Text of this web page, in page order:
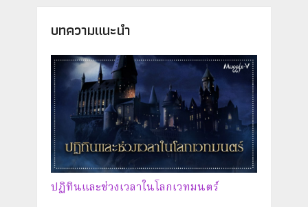
บทความแนะนำ
ปฏิทินและช่วงเวลาในโลกเวทมนตร์